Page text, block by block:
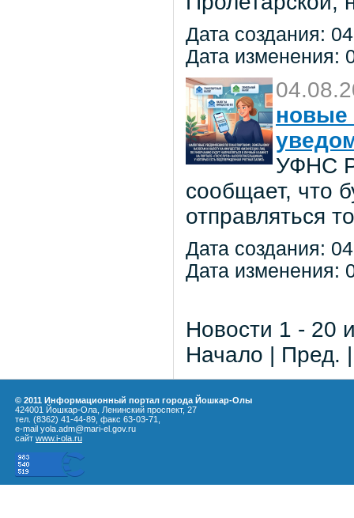
Дата создания:
Дата изменения:
новые
УФНС
сообщает, что
отправляться
Дата создания:
Дата изменения:
Новости 1 - 20
Начало | Пред.
© 2011 Информационный портал города Йошкар-Олы
424001 Йошкар-Ола, Ленинский проспект, 27
тел. (8362) 41-44-89, факс 63-03-71,
e-mail yola.adm@mari-el.gov.ru
сайт www.i-ola.ru